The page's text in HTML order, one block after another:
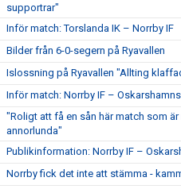
supportrar"
Inför match: Torslanda IK – Norrby IF
Bilder från 6-0-segern på Ryavallen
Islossning på Ryavallen "Allting
Inför match: Norrby IF –
"Roligt att få en sån här match som
annorlunda"
Publikinformation: Norrby IF –
Norrby fick det inte att stämma -